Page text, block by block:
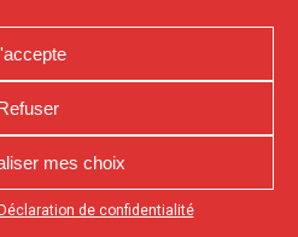
mes choix
Déclaration de confidentialité
en bas de votre